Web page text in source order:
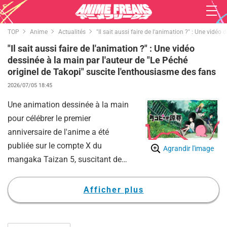
TOP Anime Actualités "Il sait aussi faire de l'animation ?" : Une vidéo
"Il sait aussi faire de l'animation ?" : Une vidéo
dessinée à la main par l'auteur de "Le Péché
originel de Takopi" suscite l'enthousiasme des fans
2026/07/05 18:45
Agrandir l'image
Une animation dessinée à la main
pour célébrer le premier
anniversaire de l'anime a été
publiée sur le compte X du
mangaka Taizan 5, suscitant de
La vidéo dévoile un style brut et
chaleureux, entièrement composé
Afficher plus